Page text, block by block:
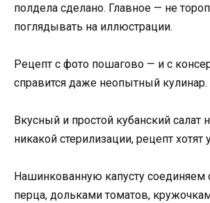
полдела сделано. Главное — не
поглядывать на иллюстрации.
Рецепт с фото пошагово — и с
справится даже неопытный кулинар.
Вкусный и простой кубанский салат
никакой стерилизации, рецепт хотят
Нашинкованную капусту соединяем
перца, дольками томатов,